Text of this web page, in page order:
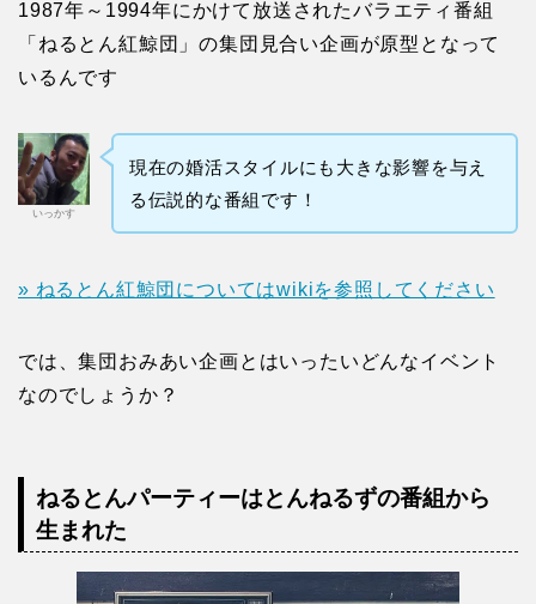
1987年～1994年にかけて放送されたバラエティ番組
「ねるとん紅鯨団」の集団見合い企画が原型となって
いるんです
いっかす
現在の婚活スタイルにも大きな影響を与え
る伝説的な番組です！
» ねるとん紅鯨団についてはwikiを参照してください
では、集団おみあい企画とはいったいどんなイベント
なのでしょうか？
ねるとんパーティーはとんねるずの番組から
生まれた